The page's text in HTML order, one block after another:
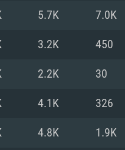
DirectX
1060 et plus,
Internet à
Vega II ou
Internet à
1060 avec
mois) / de
les derniers
5.7K 7.0K
3.2K 450
2.2K 30
4.1K 326
4.8K 1.9K